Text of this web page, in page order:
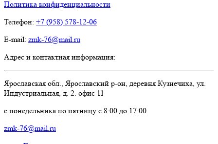
Политика конфиденциальности
Телефон: +7 (958) 578-12-06
E-mail: zmk-76@mail.ru
Адрес и контактная информация:
Ярославская обл., Ярославский р-он, деревня Кузнечиха, ул.
Индустриальная, д. 2. офис 11
c понедельника по пятницу с 8:00 до 17:00
zmk-76@mail.ru